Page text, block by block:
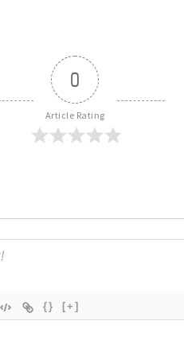
0
Article Rating
{} [+]